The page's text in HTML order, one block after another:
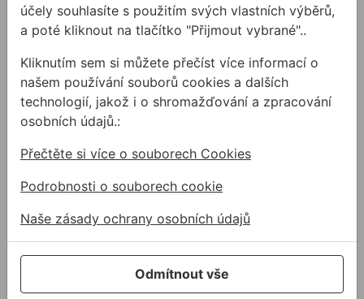
Není skladem Není skladem
Korunka BOSCH 40mm PROGRESSOR na drevo a kov
Korunka BOSCH
40mm
PROGRESSOR na
Korunka BOSCH 64mm
Korunka BOSCH
64mm PROGRESSOR
na drevo a kov
účely souhlasíte s použitím svých vlastních výběrů,
a poté kliknout na tlačítko "Přijmout vybrané"..
Kliknutím sem si můžete přečíst více informací o
našem používání souborů cookies a dalších
technologií, jakož i o shromažďování a zpracování
osobních údajů.:
Přečtěte si více o souborech Cookies
Podrobnosti o souborech cookie
Naše zásady ochrany osobních údajů
Odmítnout vše